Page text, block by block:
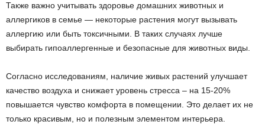
Также важно учитывать здоровье домашних животных и
аллергиков в семье — некоторые растения могут вызывать
аллергию или быть токсичными. В таких случаях лучше
выбирать гипоаллергенные и безопасные для животных виды.
Согласно исследованиям, наличие живых растений улучшает
качество воздуха и снижает уровень стресса – на 15-20%
повышается чувство комфорта в помещении. Это делает их не
только красивым, но и полезным элементом интерьера.